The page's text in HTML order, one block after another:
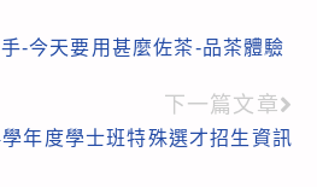
-今天要用甚麼佐茶-品茶體驗
下一篇文章
年度學士班特殊選才招生資訊